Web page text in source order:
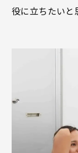
役に立ちたいと